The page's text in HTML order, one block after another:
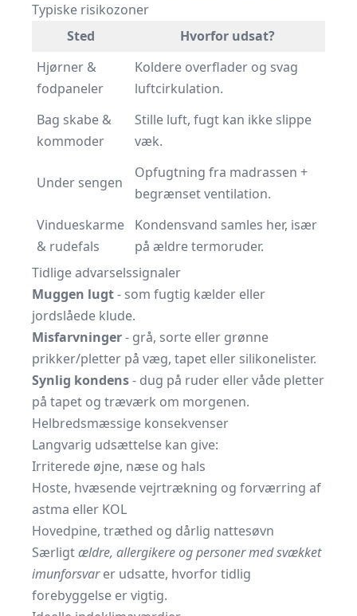
Typiske risikozoner
Sted
Hvorfor udsat?
Hjørner &
fodpaneler
Koldere overflader og svag
luftcirkulation.
Bag skabe &
kommoder
Stille luft, fugt kan ikke slippe
væk.
Under sengen
Opfugtning fra madrassen +
begrænset ventilation.
Vindueskarme
& rudefals
Kondensvand samles her, især
på ældre termoruder.
Tidlige advarselssignaler
Muggen lugt- som fugtig kælder eller
jordslåede klude.
Misfarvninger- grå, sorte eller grønne
prikker/pletter på væg, tapet eller silikonelister.
Synlig kondens- dug på ruder eller våde pletter
på tapet og træværk om morgenen.
Helbredsmæssige konsekvenser
Langvarig udsættelse kan give:
Irriterede øjne, næse og hals
Hoste, hvæsende vejrtrækning og forværring af
astma eller KOL
Hovedpine, træthed og dårlig nattesøvn
Særligtældre, allergikere og personer med svækket
imunforsvarer udsatte, hvorfor tidlig
forebyggelse er vigtig.